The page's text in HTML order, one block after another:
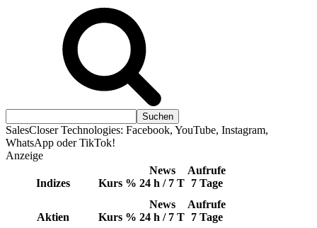
SalesCloser Technologies: Facebook, YouTube, Instagram,
WhatsApp oder TikTok!
Anzeige
Indizes Kurs %
News
24 h / 7 T
Aufrufe
7 Tage
Aktien Kurs %
News
24 h / 7 T
Aufrufe
7 Tage